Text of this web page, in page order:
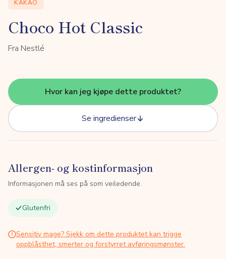
KAKAO
Choco Hot Classic
Fra Nestlé
Hvor kan jeg kjøpe dette produktet?
Se ingredienser
Allergen- og kostinformasjon
Informasjonen må ses på som veiledende.
Glutenfri
Sensitiv mage? Sjekk om dette produktet kan trigge
oppblåsthet, smerter og forstyrret avføringsmønster.